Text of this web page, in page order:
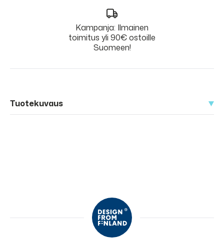
Kampanja: Ilmainen
toimitus yli 90€ ostoille
Suomeen!
Tuotekuvaus